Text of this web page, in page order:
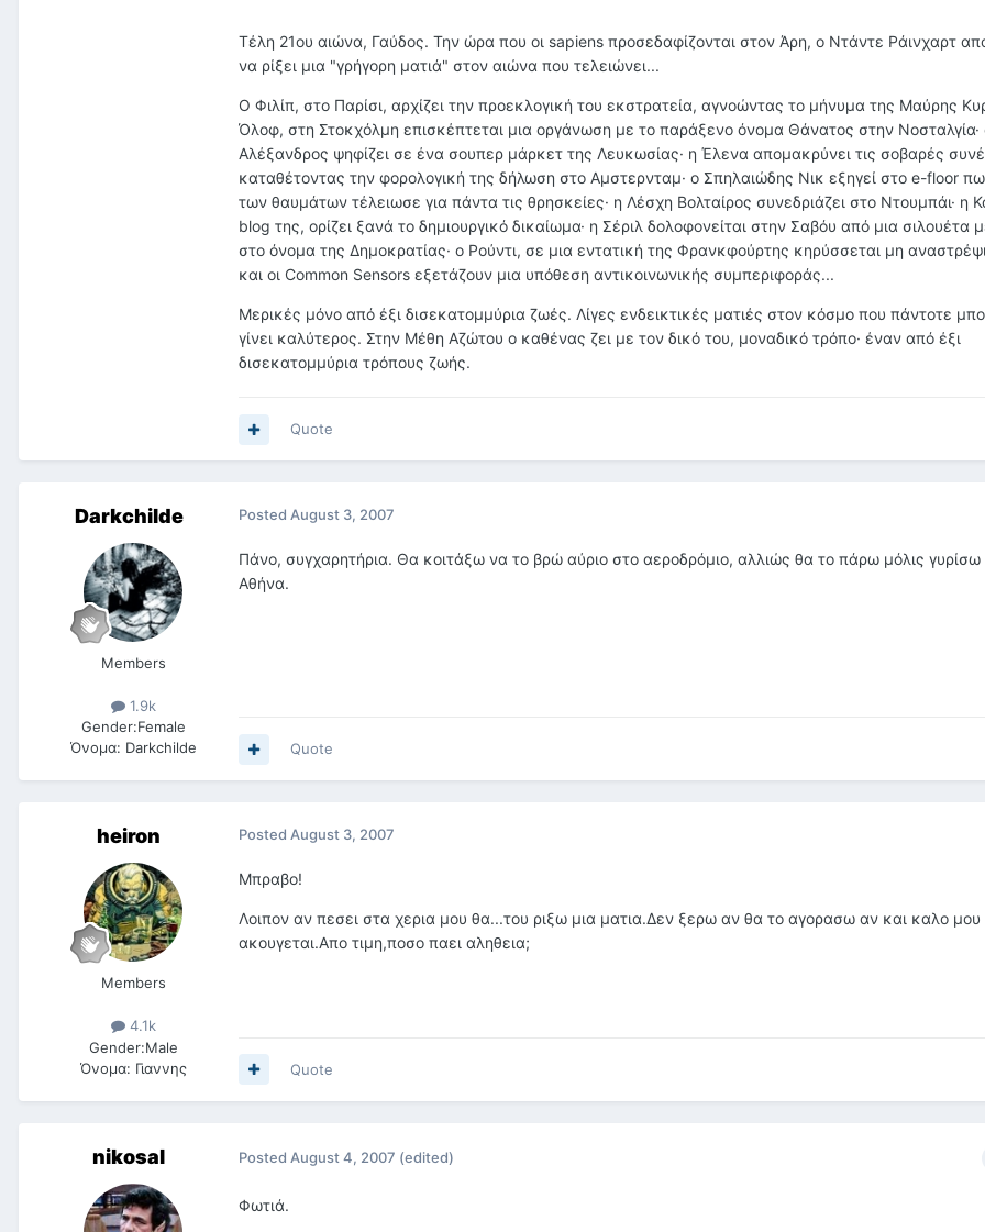
Τέλη 21ου αιώνα, Γαύδος. Την ώρα που οι sapiens προσεδαφίζονται στον Άρη, ο Ντάντε Ράινχαρτ
να ρίξει μια "γρήγορη ματιά" στον αιώνα που τελειώνει...
Ο Φιλίπ, στο Παρίσι, αρχίζει την προεκλογική του εκστρατεία, αγνοώντας το μήνυμα της Μαύρης
Όλοφ, στη Στοκχόλμη επισκέπτεται μια οργάνωση με το παράξενο όνομα Θάνατος στην Νοσταλγία·
Αλέξανδρος ψηφίζει σε ένα σουπερ μάρκετ της Λευκωσίας· η Έλενα απομακρύνει τις σοβαρές
καταθέτοντας την φορολογική της δήλωση στο Αμστερνταμ· ο Σπηλαιώδης Νικ εξηγεί στο e-floor
των θαυμάτων τέλειωσε για πάντα τις θρησκείες· η Λέσχη Βολταίρος συνεδριάζει στο Ντουμπάι· η
blog της, ορίζει ξανά το δημιουργικό δικαίωμα· η Σέριλ δολοφονείται στην Σαβόυ από μια σιλουέτα
στο όνομα της Δημοκρατίας· ο Ρούντι, σε μια εντατική της Φρανκφούρτης κηρύσσεται μη
και οι Common Sensors εξετάζουν μια υπόθεση αντικοινωνικής συμπεριφοράς...
Μερικές μόνο από έξι δισεκατομμύρια ζωές. Λίγες ενδεικτικές ματιές στον κόσμο που πάντοτε
γίνει καλύτερος. Στην Μέθη Αζώτου ο καθένας ζει με τον δικό του, μοναδικό τρόπο· έναν από έξι
δισεκατομμύρια τρόπους ζωής.
Quote
Darkchilde
Members
1.9k
Gender:Female
Όνομα: Darkchilde
Posted August 3, 2007
Πάνο, συγχαρητήρια. Θα κοιτάξω να το βρώ αύριο στο αεροδρόμιο, αλλιώς θα το πάρω μόλις γυρίσω
Αθήνα.
Quote
heiron
Members
4.1k
Gender:Male
Όνομα: Γιαννης
Posted August 3, 2007
Μπραβο!
Λοιπον αν πεσει στα χερια μου θα...του ριξω μια ματια.Δεν ξερω αν θα το αγορασω αν και καλο μου
ακουγεται.Απο τιμη,ποσο παει αληθεια;
Quote
nikosal Posted August 4, 2007 (edited)
Φωτιά.